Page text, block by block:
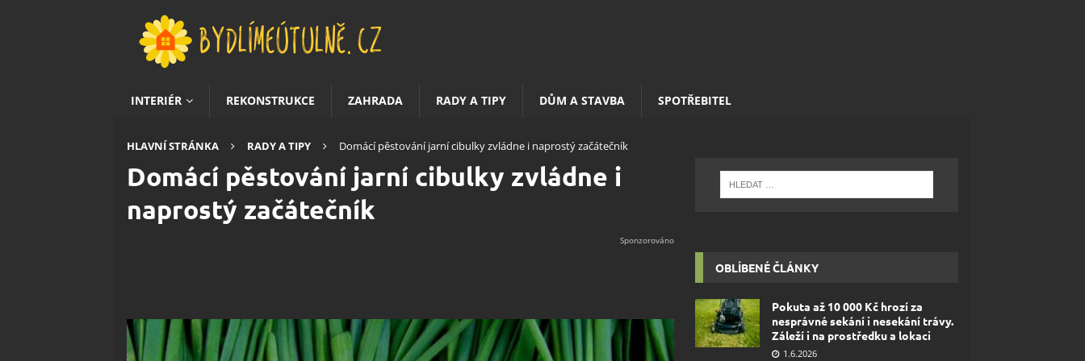
INTERIÉR REKONSTRUKCE ZAHRADA RADY A TIPY DŮM A STAVBA SPOTŘEBITEL
HLAVNÍ STRÁNKA RADY A TIPY Domácí pěstování jarní cibulky zvládne i naprostý začátečník
Domácí pěstování jarní cibulky zvládne i
naprostý začátečník
OBLÍBENÉ ČLÁNKY
Pokuta až 10 000 Kč hrozí za
nesprávné sekání i nesekání trávy.
Záleží i na prostředku a lokaci
1.6.2026